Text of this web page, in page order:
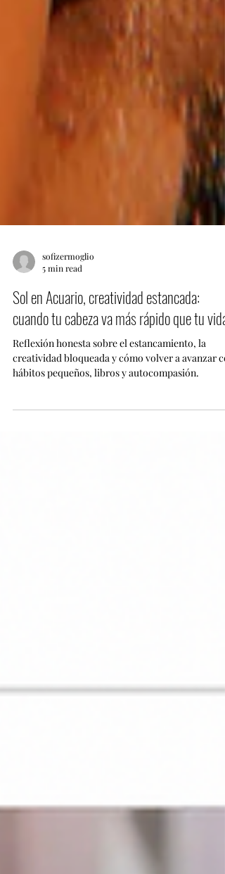
5 min read
Sol en Acuario, creatividad estancada:
cuando tu cabeza va más rápido que tu vida.
Reflexión honesta sobre el estancamiento, la
creatividad bloqueada y cómo volver a avanzar